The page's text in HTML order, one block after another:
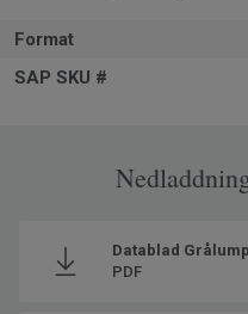
Format
SAP SKU #
Datablad
PDF